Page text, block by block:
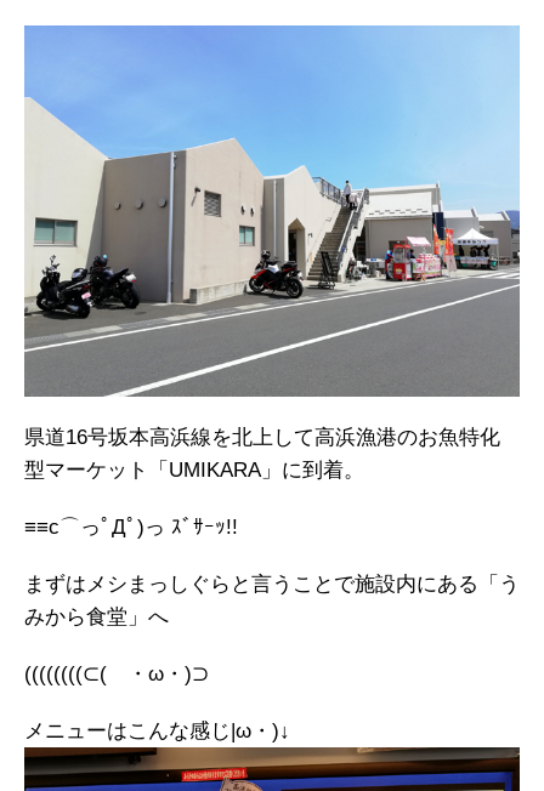
県道16号坂本高浜線を北上して高浜漁港のお魚特化
型マーケット「UMIKARA」に到着。
≡≡c⌒っﾟДﾟ)っ ｽﾞｻｰｯ!!
まずはメシまっしぐらと言うことで施設内にある「う
みから食堂」へ
((((((((⊂( ・ω・)⊃
メニューはこんな感じ|ω・)↓